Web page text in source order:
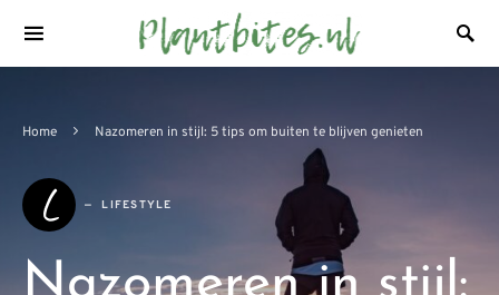
Home Nazomeren in stijl: 5 tips om buiten te blijven genieten
L LIFESTYLE